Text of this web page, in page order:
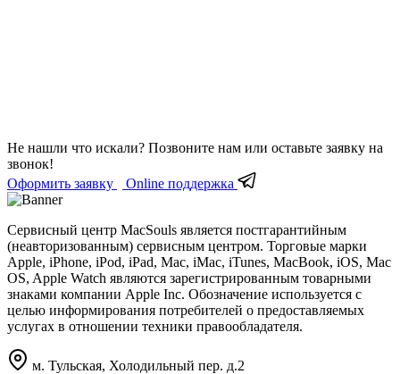
Не нашли что искали? Позвоните нам или оставьте заявку на
звонок!
Оформить заявку
Online поддержка
Сервисный центр MacSouls является постгарантийным
(неавторизованным) сервисным центром. Торговые марки
Apple, iPhone, iPod, iPad, Mac, iMac, iTunes, MacBook, iOS, Mac
OS, Apple Watch являются зарегистрированным товарными
знаками компании Apple Inc. Обозначение используется с
целью информирования потребителей о предоставляемых
услугах в отношении техники правообладателя.
м. Тульская, Холодильный пер. д.2